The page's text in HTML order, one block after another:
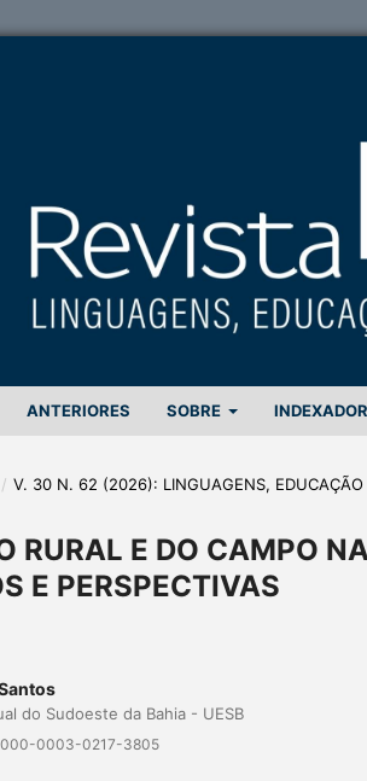
ANTERIORES SOBRE
/ V. 30 N. 62 (2026): LINGUAGENS, EDUCAÇÃO
RURAL E DO CAMPO
E PERSPECTIVAS
do Sudoeste da Bahia - UESB
0003-0217-3805